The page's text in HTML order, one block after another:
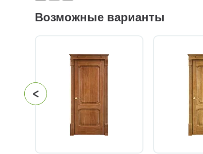
Возможные варианты